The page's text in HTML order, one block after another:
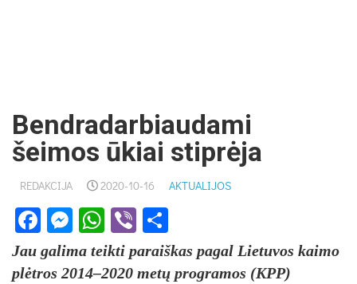
Bendradarbiaudami
šeimos ūkiai stiprėja
REDAKCIJA 2020-10-16 AKTUALIJOS
Facebook
Messenger
WhatsApp
Viber
Jau galima teikti paraiškas pagal Lietuvos kaimo
plėtros 2014–2020 metų programos (KPP)